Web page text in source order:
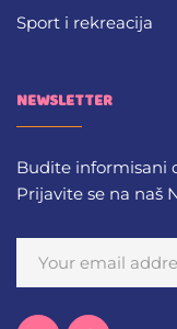
Sport i rekreacija
NEWSLETTER
Budite informisani
Prijavite se na naš